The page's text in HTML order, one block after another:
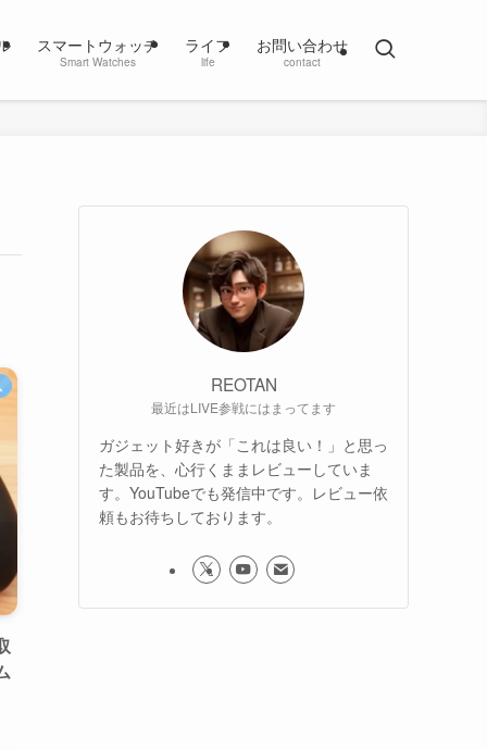
スマートウォッチ
Smart Watches
ライフ
life
お問い合わせ
contact
REOTAN
最近はLIVE参戦にはまってます
ガジェット好きが「これは良い！」と思っ
た製品を、心行くままレビューしていま
す。YouTubeでも発信中です。レビュー依
頼もお待ちしております。